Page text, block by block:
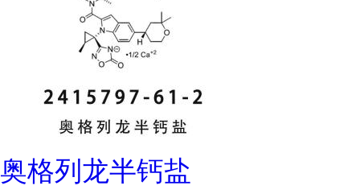
奥格列龙半钙盐